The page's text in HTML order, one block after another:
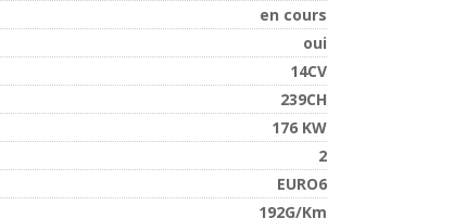
en cours
oui
14CV
239CH
176 KW
2
EURO6
192G/Km